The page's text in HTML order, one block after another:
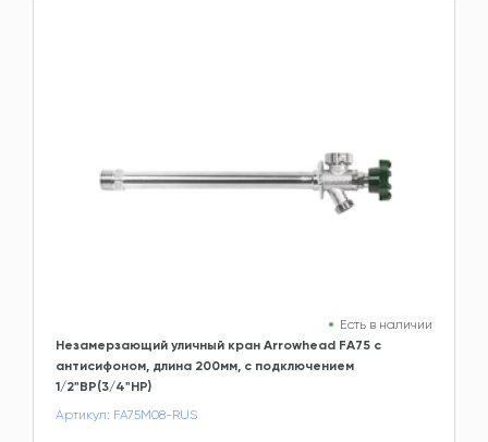
Есть в наличии
Незамерзающий уличный кран Arrowhead FA75 с
антисифоном, длина 200мм, c подключением
1/2"ВР(3/4"НР)
Артикул: FA75M08-RUS